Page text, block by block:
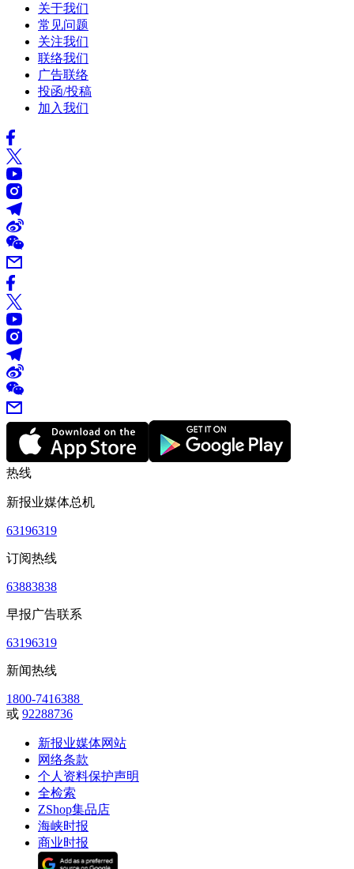
关于我们
常见问题
关注我们
联络我们
广告联络
投函/投稿
加入我们
热线
新报业媒体总机
63196319
订阅热线
63883838
早报广告联系
63196319
新闻热线
1800-7416388
或 92288736
新报业媒体网站
网络条款
个人资料保护声明
全检索
ZShop集品店
海峡时报
商业时报